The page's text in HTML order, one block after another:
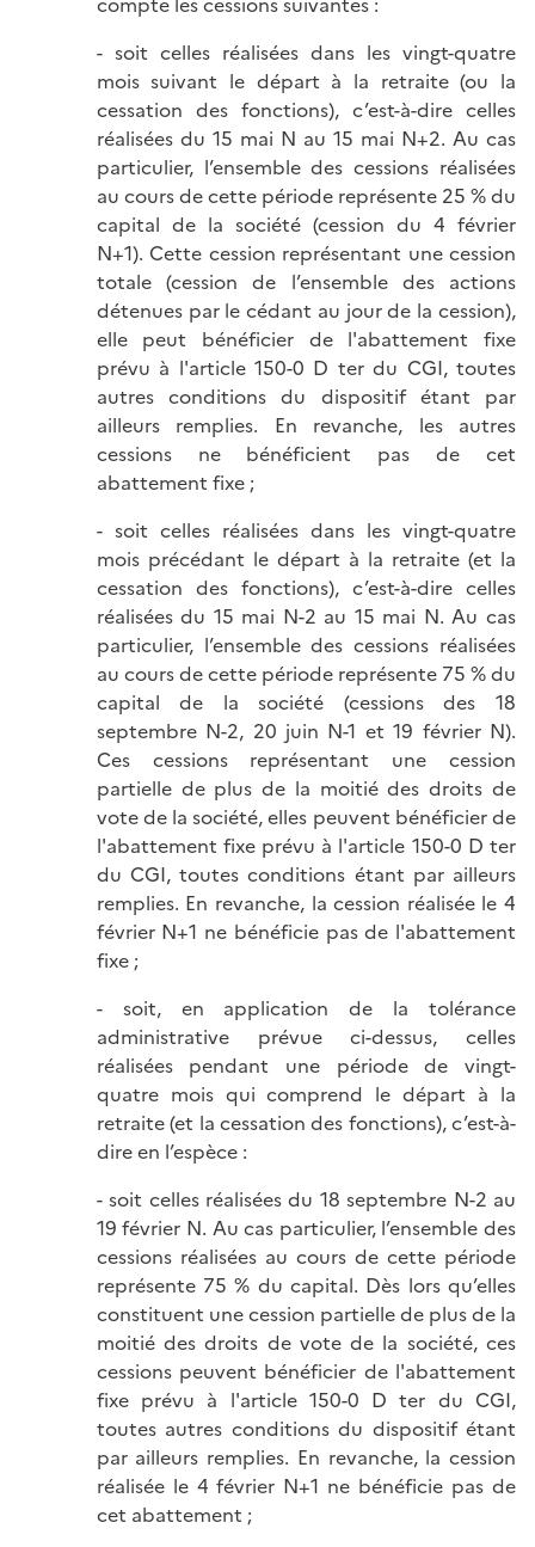
- soit celles réalisées dans les vingt-quatre
mois suivant le départ à la retraite (ou la
cessation des fonctions), c’est-à-dire celles
réalisées du 15 mai N au 15 mai N+2. Au cas
particulier, l’ensemble des cessions réalisées
au cours de cette période représente 25 % du
capital de la société (cession du 4 février
N+1). Cette cession représentant une cession
totale (cession de l’ensemble des actions
détenues par le cédant au jour de la cession),
elle peut bénéficier de l'abattement fixe
prévu à l'article 150-0 D ter du CGI, toutes
autres conditions du dispositif étant par
ailleurs remplies. En revanche, les autres
cessions ne bénéficient pas de cet
abattement fixe ;
- soit celles réalisées dans les vingt-quatre
mois précédant le départ à la retraite (et la
cessation des fonctions), c’est-à-dire celles
réalisées du 15 mai N-2 au 15 mai N. Au cas
particulier, l’ensemble des cessions réalisées
au cours de cette période représente 75 % du
capital de la société (cessions des 18
septembre N-2, 20 juin N-1 et 19 février N).
Ces cessions représentant une cession
partielle de plus de la moitié des droits de
vote de la société, elles peuvent bénéficier de
l'abattement fixe prévu à l'article 150-0 D ter
du CGI, toutes conditions étant par ailleurs
remplies. En revanche, la cession réalisée le 4
février N+1 ne bénéficie pas de l'abattement
fixe ;
- soit, en application de la tolérance
administrative prévue ci-dessus, celles
réalisées pendant une période de vingt-
quatre mois qui comprend le départ à la
retraite (et la cessation des fonctions), c’est-à-
dire en l’espèce :
- soit celles réalisées du 18 septembre N-2 au
19 février N. Au cas particulier, l’ensemble des
cessions réalisées au cours de cette période
représente 75 % du capital. Dès lors qu’elles
constituent une cession partielle de plus de la
moitié des droits de vote de la société, ces
cessions peuvent bénéficier de l'abattement
fixe prévu à l'article 150-0 D ter du CGI,
toutes autres conditions du dispositif étant
par ailleurs remplies. En revanche, la cession
réalisée le 4 février N+1 ne bénéficie pas de
cet abattement ;